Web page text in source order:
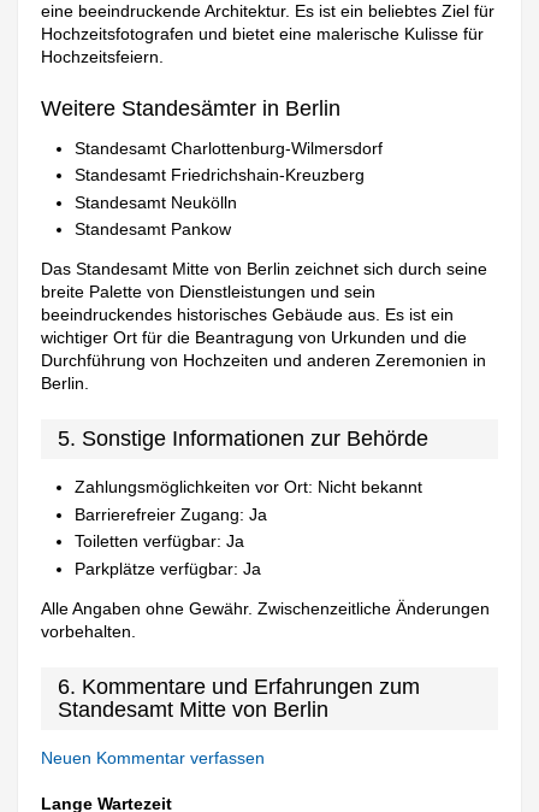
eine beeindruckende Architektur. Es ist ein beliebtes Ziel für
Hochzeitsfotografen und bietet eine malerische Kulisse für
Hochzeitsfeiern.
Weitere Standesämter in Berlin
Standesamt Charlottenburg-Wilmersdorf
Standesamt Friedrichshain-Kreuzberg
Standesamt Neukölln
Standesamt Pankow
Das Standesamt Mitte von Berlin zeichnet sich durch seine
breite Palette von Dienstleistungen und sein
beeindruckendes historisches Gebäude aus. Es ist ein
wichtiger Ort für die Beantragung von Urkunden und die
Durchführung von Hochzeiten und anderen Zeremonien in
Berlin.
5. Sonstige Informationen zur Behörde
Zahlungsmöglichkeiten vor Ort: Nicht bekannt
Barrierefreier Zugang: Ja
Toiletten verfügbar: Ja
Parkplätze verfügbar: Ja
Alle Angaben ohne Gewähr. Zwischenzeitliche Änderungen
vorbehalten.
6. Kommentare und Erfahrungen zum
Standesamt Mitte von Berlin
Neuen Kommentar verfassen
Lange Wartezeit